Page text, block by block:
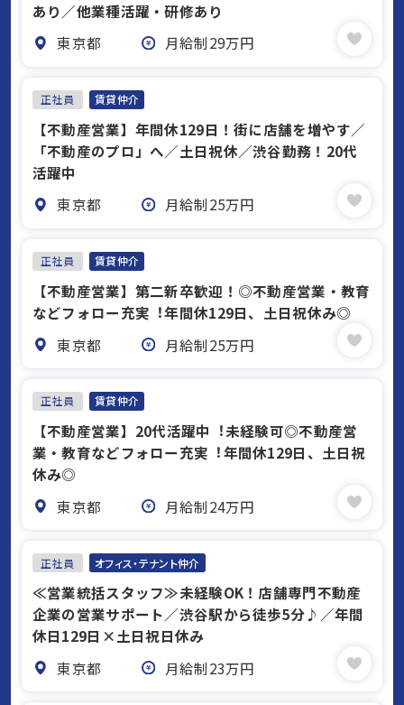
あり／他業種活躍・研修あり
東京都
月給制29万円
正社員 賃貸仲介
【不動産営業】年間休129日！街に店舗を増やす／
「不動産のプロ」へ／土日祝休／渋谷勤務！20代
活躍中
東京都
月給制25万円
正社員 賃貸仲介
【不動産営業】第二新卒歓迎！◎不動産営業・教育
などフォロー充実︕年間休129⽇、⼟⽇祝休み◎
東京都
月給制25万円
正社員 賃貸仲介
【不動産営業】20代活躍中︕未経験可◎不動産営
業・教育などフォロー充実︕年間休129⽇、⼟⽇祝
休み◎
東京都
月給制24万円
正社員 オフィス・テナント仲介
≪営業統括スタッフ≫未経験OK！店舗専門不動産
企業の営業サポート／渋谷駅から徒歩5分♪／年間
休日129日×土日祝日休み
東京都
月給制23万円